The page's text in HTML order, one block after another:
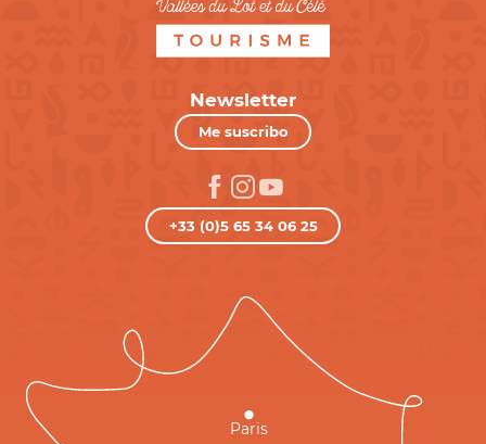
Newsletter
Me suscribo
+33 (0)5 65 34 06 25
Paris